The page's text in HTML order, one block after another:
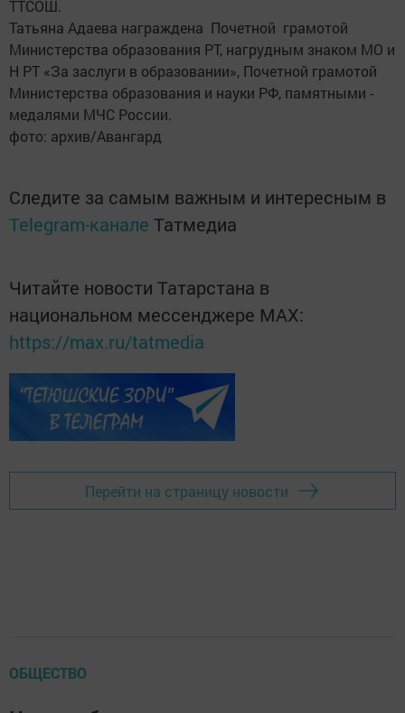
ТТСОШ.
Татьяна Адаева ­награждена Почетной грамотой
Министерства образования РТ, нагрудным знаком МО и
Н РТ «За заслуги в образовании», Почетной грамотой
Министерства образования и ­науки РФ, памятными ­
медалями МЧС России.
фото: архив/Авангард
Следите за самым важным и интересным в
Telegram-канале Татмедиа
Читайте новости Татарстана в
национальном мессенджере MАХ:
https://max.ru/tatmedia
Перейти на страницу новости
ОБЩЕСТВО